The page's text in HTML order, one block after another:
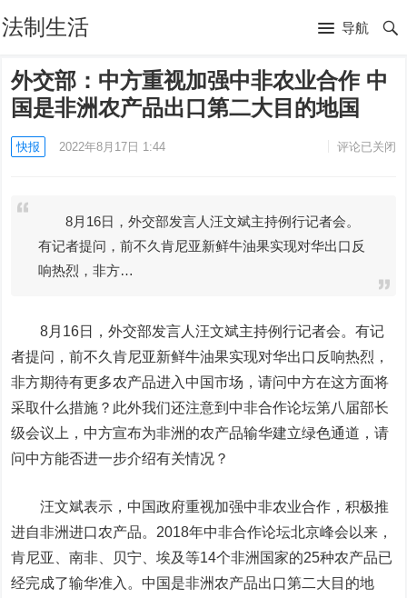
法制生活 导航
外交部：中方重视加强中非农业合作 中
国是非洲农产品出口第二大目的地国
快报 2022年8月17日 1:44 评论已关闭
8月16日，外交部发言人汪文斌主持例行记者会。
有记者提问，前不久肯尼亚新鲜牛油果实现对华出口反
响热烈，非方…
8月16日，外交部发言人汪文斌主持例行记者会。有记
者提问，前不久肯尼亚新鲜牛油果实现对华出口反响热烈，
非方期待有更多农产品进入中国市场，请问中方在这方面将
采取什么措施？此外我们还注意到中非合作论坛第八届部长
级会议上，中方宣布为非洲的农产品输华建立绿色通道，请
问中方能否进一步介绍有关情况？
汪文斌表示，中国政府重视加强中非农业合作，积极推
进自非洲进口农产品。2018年中非合作论坛北京峰会以来，
肯尼亚、南非、贝宁、埃及等14个非洲国家的25种农产品已
经完成了输华准入。中国是非洲农产品出口第二大目的地